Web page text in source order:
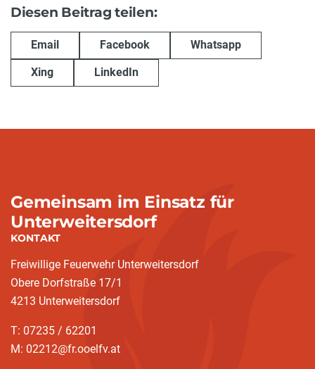
Diesen Beitrag teilen:
Email Facebook Whatsapp
Xing LinkedIn
Gemeinsam im Einsatz für
Unterweitersdorf
KONTAKT
Freiwillige Feuerwehr Unterweitersdorf
Obere Dorfstraße 17/1
4213 Unterweitersdorf
T: 07235 / 62201
M: 02212@fr.ooelfv.at